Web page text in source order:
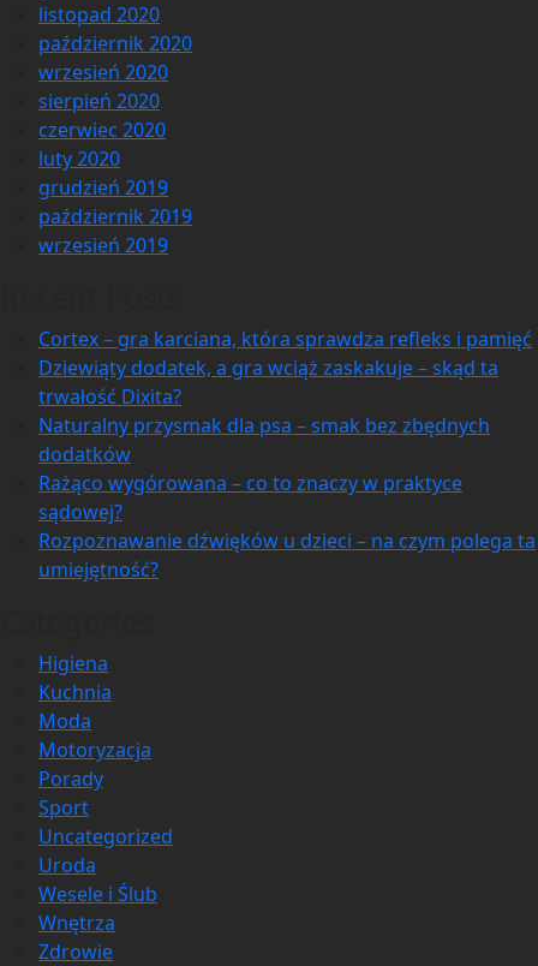
listopad 2020
październik 2020
wrzesień 2020
sierpień 2020
czerwiec 2020
luty 2020
grudzień 2019
październik 2019
wrzesień 2019
Cortex – gra karciana, która sprawdza refleks i pamięć
Dziewiąty dodatek, a gra wciąż zaskakuje – skąd ta
trwałość Dixita?
Naturalny przysmak dla psa – smak bez zbędnych
dodatków
Rażąco wygórowana – co to znaczy w praktyce
sądowej?
Rozpoznawanie dźwięków u dzieci – na czym polega ta
umiejętność?
Higiena
Kuchnia
Moda
Motoryzacja
Porady
Sport
Uncategorized
Uroda
Wesele i Ślub
Wnętrza
Zdrowie